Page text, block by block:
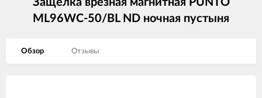
Защелка врезная магнитная PUNTO
ML96WC-50/BL ND ночная пустыня
Обзор Отзывы